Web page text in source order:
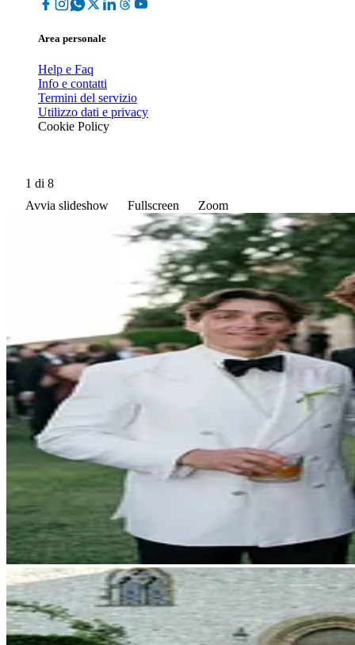
Area personale
Help e Faq
Info e contatti
Termini del servizio
Utilizzo dati e privacy
Cookie Policy
1 di 8
Avvia slideshow
Fullscreen Zoom